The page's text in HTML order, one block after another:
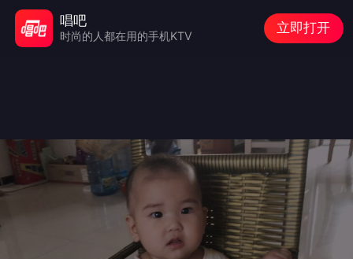
唱吧
时尚的人都在用的手机KTV
立即打开